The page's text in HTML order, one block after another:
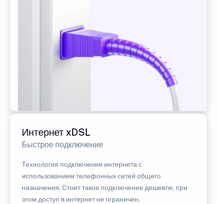
Интернет xDSL
Быстрое подключение
Технология подключения интернета с
использованием телефонных сетей общего
назначения. Стоит такое подключение дешевле, при
этом доступ в интернет не ограничен.